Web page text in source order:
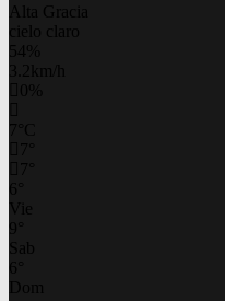
Alta Gracia
cielo claro
54%
3.2km/h
0%
7 C
7
7
6
Vie
9
Sab
6
Dom